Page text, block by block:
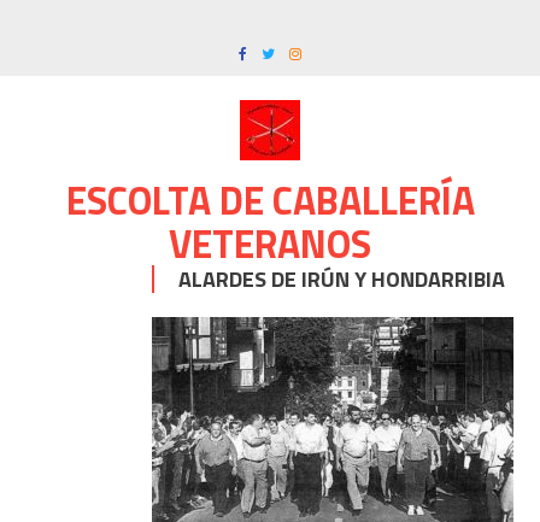
ESCOLTA DE CABALLERÍA
VETERANOS
ALARDES DE IRÚN Y HONDARRIBIA